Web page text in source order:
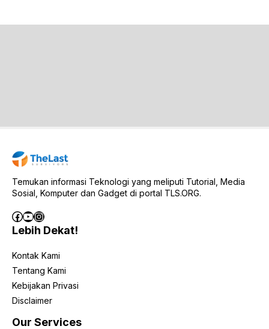
Temukan informasi Teknologi yang meliputi Tutorial, Media
Sosial, Komputer dan Gadget di portal TLS.ORG.
Facebook
YouTube
Instagram
Lebih Dekat!
Kontak Kami
Tentang Kami
Kebijakan Privasi
Disclaimer
Our Services